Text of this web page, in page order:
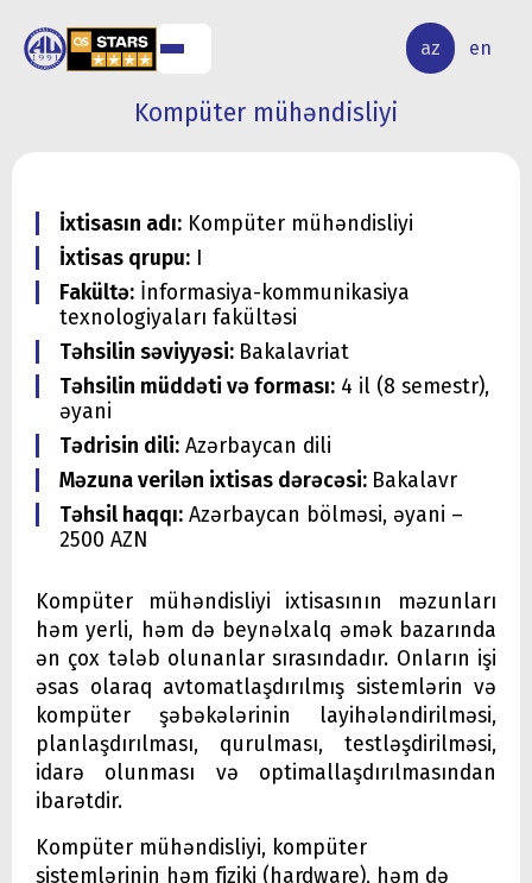
az en
ELMİ
TƏDQİQAT
Kompüter mühəndisliyi
İxtisasın adı: Kompüter mühəndisliyi
İxtisas qrupu:
Fakültə: İnformasiya-kommunikasiya
texnologiyaları fakültəsi
Təhsilin səviyyəsi: Bakalavriat
Təhsilin müddəti və forması: 4 il (8 semestr),
əyani
Tədrisin dili: Azərbaycan dili
Məzuna verilən ixtisas dərəcəsi: Bakalavr
Təhsil haqqı: Azərbaycan bölməsi, əyani –
2500 AZN
Kompüter mühəndisliyi ixtisasının məzunları
həm yerli, həm də beynəlxalq əmək bazarında
ən çox tələb olunanlar sırasındadır. Onların işi
əsas olaraq avtomatlaşdırılmış sistemlərin və
kompüter şəbəkələrinin layihələndirilməsi,
planlaşdırılması, qurulması, testləşdirilməsi,
idarə olunması və optimallaşdırılmasından
ibarətdir.
Kompüter mühəndisliyi, kompüter
sistemlərinin həm fiziki (hardware), həm də